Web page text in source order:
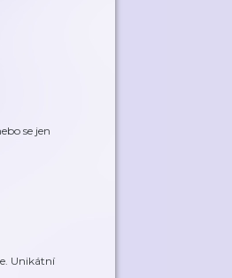
se jen
Unikátní